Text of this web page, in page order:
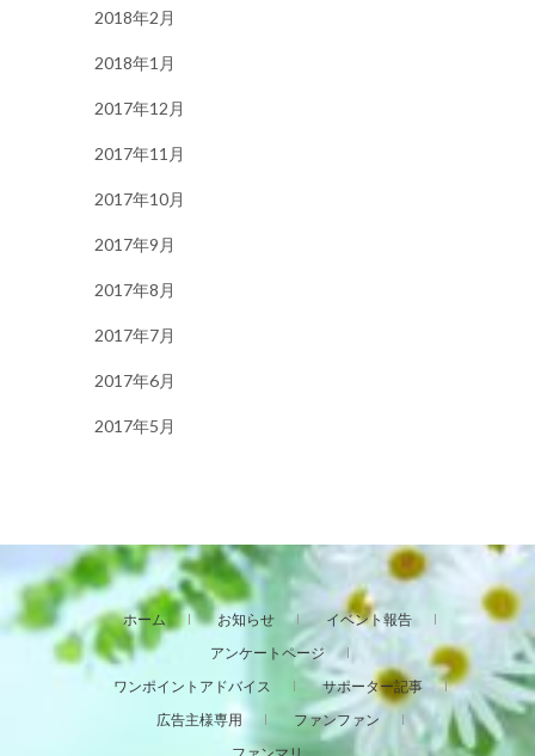
2018年2月
2018年1月
2017年12月
2017年11月
2017年10月
2017年9月
2017年8月
2017年7月
2017年6月
2017年5月
ホーム お知らせ
イベント報告
アンケートページ
ワンポイントアドバイス
サポーター記事
広告主様専用
ファンファン